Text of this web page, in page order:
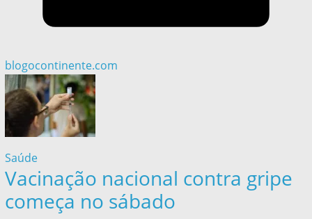
blogocontinente.com
Saúde
Vacinação nacional contra gripe
começa no sábado